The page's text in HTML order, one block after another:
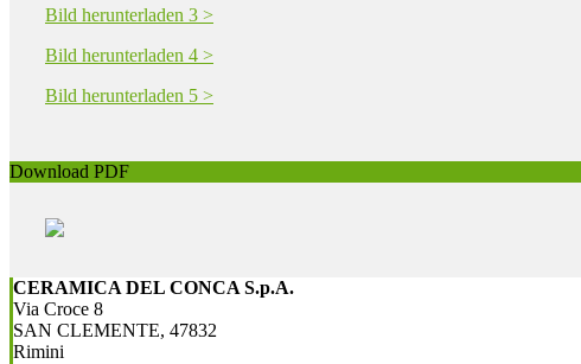
Bild herunterladen 3 >
Bild herunterladen 4 >
Bild herunterladen 5 >
Download PDF
CERAMICA DEL CONCA S.p.A.
Via Croce 8
SAN CLEMENTE, 47832
Rimini